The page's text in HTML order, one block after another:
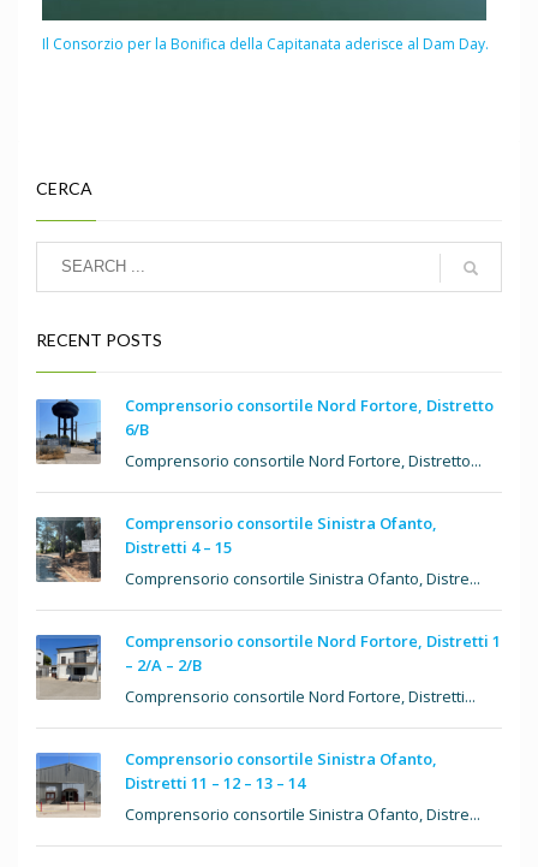
Il Consorzio per la Bonifica della Capitanata aderisce al Dam Day.
CERCA
RECENT POSTS
Comprensorio consortile Nord Fortore, Distretto
6/B
Comprensorio consortile Nord Fortore, Distretto...
Comprensorio consortile Sinistra Ofanto,
Distretti 4 – 15
Comprensorio consortile Sinistra Ofanto, Distre...
Comprensorio consortile Nord Fortore, Distretti 1
– 2/A – 2/B
Comprensorio consortile Nord Fortore, Distretti...
Comprensorio consortile Sinistra Ofanto,
Distretti 11 – 12 – 13 – 14
Comprensorio consortile Sinistra Ofanto, Distre...